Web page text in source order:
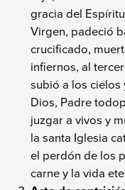
gracia del
Virgen, padeció
crucificado,
infiernos, al
subió a los cielos
Dios, Padre
juzgar a vivos y
la santa Iglesia
el perdón de los
carne y la vida